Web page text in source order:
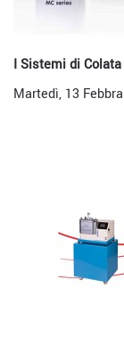
I Sistemi di
Martedì, 13